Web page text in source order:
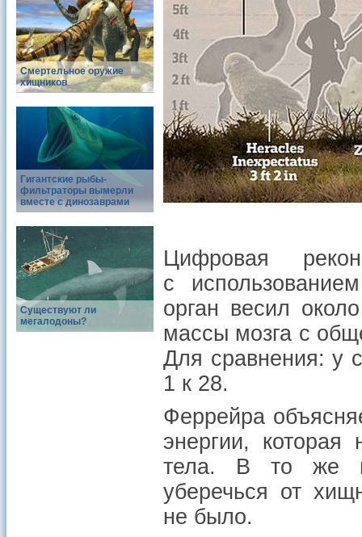
Смертельное оружие
хищников
Гигантские рыбы-
фильтраторы вымерли
вместе с динозаврами
Существуют ли
мегалодоны?
Цифровая
с
орган весил
массы мозга с
Для сравнения: у
1 к 28.
Феррейра
энергии, которая
тела. В то же
уберечься от
не было.